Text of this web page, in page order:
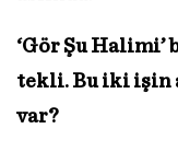
‘Gör Şu Halimi’
tekli. Bu iki işin
var?